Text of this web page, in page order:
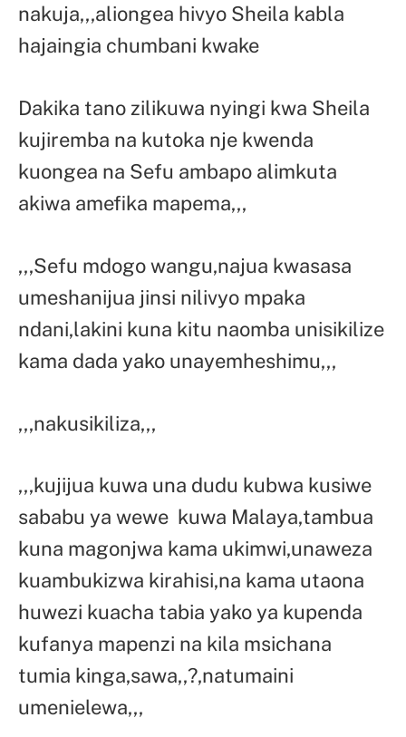
nakuja,,,aliongea hivyo Sheila kabla
hajaingia chumbani kwake
Dakika tano zilikuwa nyingi kwa Sheila
kujiremba na kutoka nje kwenda
kuongea na Sefu ambapo alimkuta
akiwa amefika mapema,,,
,,,Sefu mdogo wangu,najua kwasasa
umeshanijua jinsi nilivyo mpaka
ndani,lakini kuna kitu naomba unisikilize
kama dada yako unayemheshimu,,,
,,,nakusikiliza,,,
,,,kujijua kuwa una dudu kubwa kusiwe
sababu ya wewe kuwa Malaya,tambua
kuna magonjwa kama ukimwi,unaweza
kuambukizwa kirahisi,na kama utaona
huwezi kuacha tabia yako ya kupenda
kufanya mapenzi na kila msichana
tumia kinga,sawa,,?,natumaini
umenielewa,,,